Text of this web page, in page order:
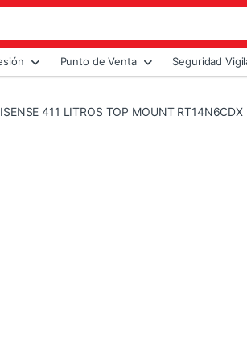
Punto de Venta Seguridad
411 LITROS TOP MOUNT RT14N6CDX